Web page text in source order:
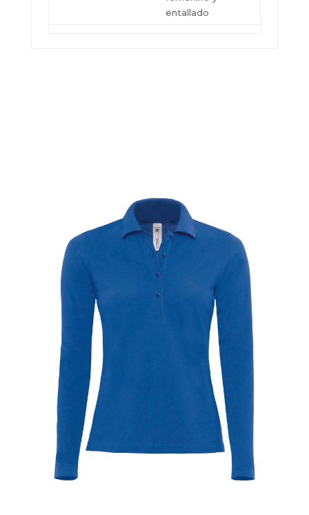
entallado